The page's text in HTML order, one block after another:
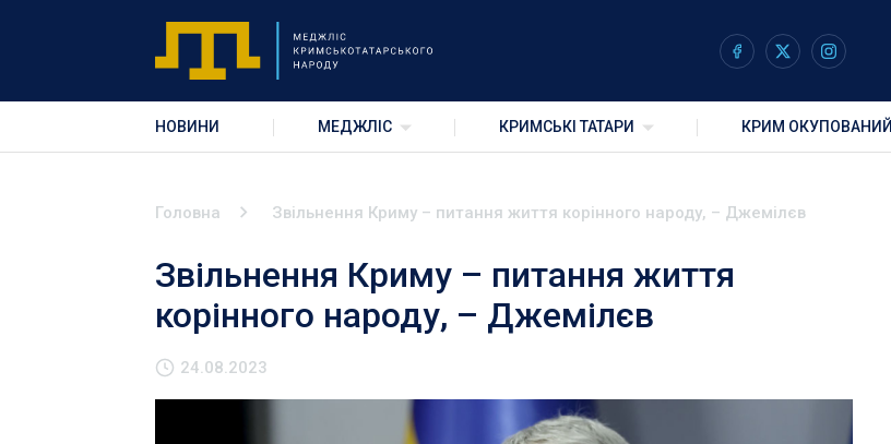
НОВИНИ МЕДЖЛІС КРИМСЬКІ ТАТАРИ КРИМ ОКУПОВАНИЙ
Головна Звільнення Криму – питання життя корінного народу, – Джемілєв
Звільнення Криму – питання життя
корінного народу, – Джемілєв
24.08.2023